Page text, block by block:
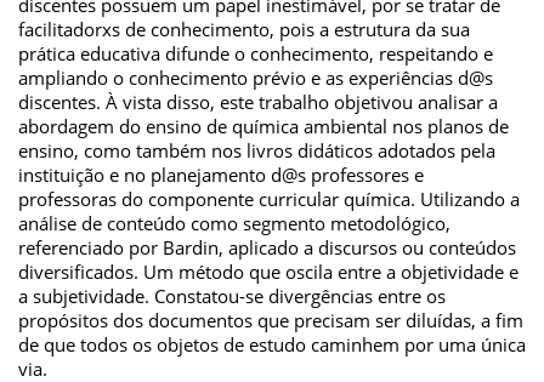
facilitadorxs de conhecimento, pois a estrutura da sua
prática educativa difunde o conhecimento, respeitando e
ampliando o conhecimento prévio e as experiências d@s
discentes. À vista disso, este trabalho objetivou analisar a
abordagem do ensino de química ambiental nos planos de
ensino, como também nos livros didáticos adotados pela
instituição e no planejamento d@s professores e
professoras do componente curricular química. Utilizando a
análise de conteúdo como segmento metodológico,
referenciado por Bardin, aplicado a discursos ou conteúdos
diversificados. Um método que oscila entre a objetividade e
a subjetividade. Constatou-se divergências entre os
propósitos dos documentos que precisam ser diluídas, a fim
de que todos os objetos de estudo caminhem por uma única
via.